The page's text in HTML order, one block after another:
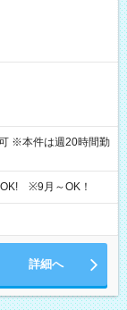
※本件は週20時間勤
※9月～OK！
詳細へ